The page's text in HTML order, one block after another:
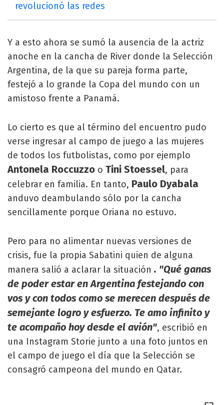
revolucionó las redes
Y a esto ahora se sumó la ausencia de la actriz
anoche en la cancha de River donde la Selección
Argentina, de la que su pareja forma parte,
festejó a lo grande la Copa del mundo con un
amistoso frente a Panamá.
Lo cierto es que al término del encuentro pudo
verse ingresar al campo de juego a las mujeres
de todos los futbolistas, como por ejemplo
Antonela Roccuzzo o Tini Stoessel, para
celebrar en familia. En tanto, Paulo Dyabala
anduvo deambulando sólo por la cancha
sencillamente porque Oriana no estuvo.
Pero para no alimentar nuevas versiones de
crisis, fue la propia Sabatini quien de alguna
manera salió a aclarar la situación . "Qué ganas
de poder estar en Argentina festejando con
vos y con todos como se merecen después de
semejante logro y esfuerzo. Te amo infinito y
te acompaño hoy desde el avión", escribió en
una Instagram Storie junto a una foto juntos en
el campo de juego el día que la Selección se
consagró campeona del mundo en Qatar.